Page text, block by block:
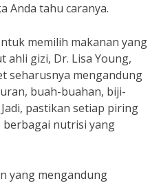
Anda tahu caranya.
memilih makanan yang
ahli gizi, Dr. Lisa Young,
seharusnya mengandung
buah-buahan, biji-
pastikan setiap piring
berbagai nutrisi yang
yang mengandung